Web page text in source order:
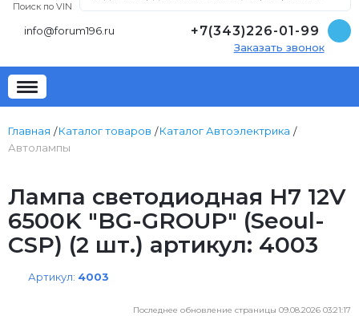
Поиск по VIN
info@forum196.ru +7(343)226-01-99
Заказать звонок
Главная Каталог товаров
Каталог Автоэлектрика
Автолампы
Лампа светодиодная H7 12V
6500K "BG-GROUP" (Seoul-
CSP) (2 шт.) артикул: 4003
Артикул: 4003
Последнее обновление страницы 09.08.2026 03:21:17